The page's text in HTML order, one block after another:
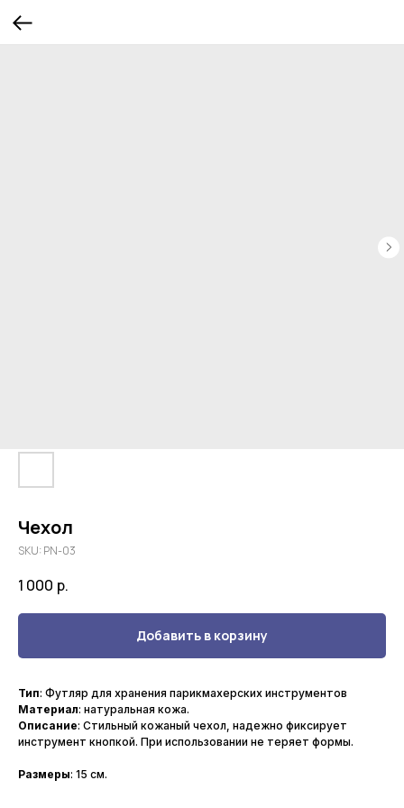
Чехол
SKU: PN-03
1 000 р.
Добавить в корзину
Тип: Футляр для хранения парикмахерских инструментов
Материал: натуральная кожа.
Описание: Стильный кожаный чехол, надежно фиксирует
инструмент кнопкой. При использовании не теряет формы.
Размеры: 15 см.